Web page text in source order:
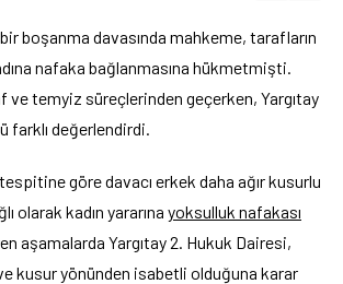
boşanma davasında mahkeme, tarafların
nafaka bağlanmasına hükmetmişti.
ve temyiz süreçlerinden geçerken, Yargıtay
farklı değerlendirdi.
göre davacı erkek daha ağır kusurlu
olarak kadın yararına yoksulluk nafakası
aşamalarda Yargıtay 2. Hukuk Dairesi,
kusur yönünden isabetli olduğuna karar